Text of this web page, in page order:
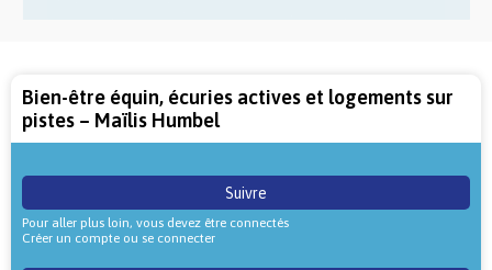
Bien-être équin, écuries actives et logements sur
pistes – Maïlis Humbel
Suivre
Pour aller plus loin, vous devez être connectés
Créer un compte ou se connecter